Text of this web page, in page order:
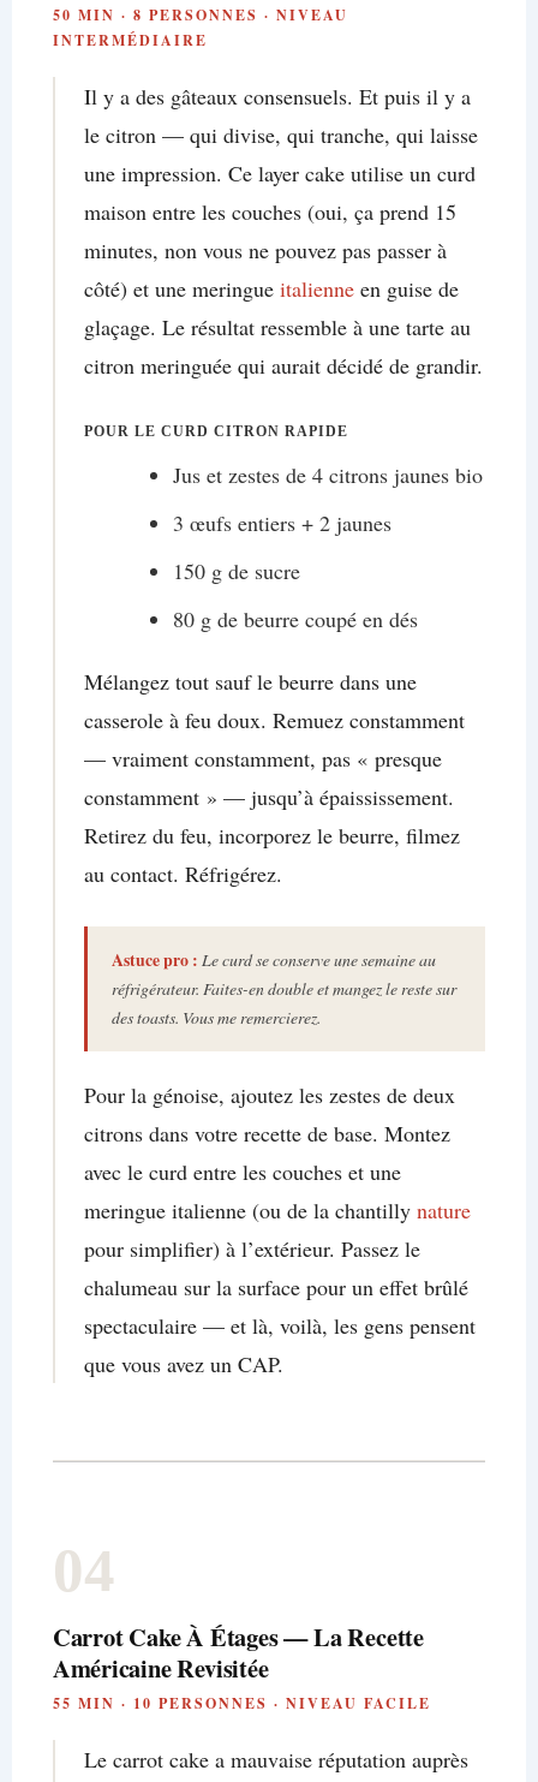
50 MIN · 8 PERSONNES · NIVEAU
INTERMÉDIAIRE
Il y a des gâteaux consensuels. Et puis il y a
le citron — qui divise, qui tranche, qui laisse
une impression. Ce layer cake utilise un curd
maison entre les couches (oui, ça prend 15
minutes, non vous ne pouvez pas passer à
côté) et une meringue italienneen guise de
glaçage. Le résultat ressemble à une tarte au
citron meringuée qui aurait décidé de grandir.
POUR LE CURD CITRON RAPIDE
Jus et zestes de 4 citrons jaunes bio
3 œufs entiers + 2 jaunes
150 g de sucre
80 g de beurre coupé en dés
Mélangez tout sauf le beurre dans une
casserole à feu doux. Remuez constamment
— vraiment constamment, pas « presque
constamment » — jusqu’à épaississement.
Retirez du feu, incorporez le beurre, filmez
au contact. Réfrigérez.
Astuce pro : Le curd se conserve une semaine au
réfrigérateur. Faites-en double et mangez le reste sur
des toasts. Vous me remercierez.
Pour la génoise, ajoutez les zestes de deux
citrons dans votre recette de base. Montez
avec le curd entre les couches et une
meringue italienne (ou de la chantilly nature
pour simplifier) à l’extérieur. Passez le
chalumeau sur la surface pour un effet brûlé
spectaculaire — et là, voilà, les gens pensent
que vous avez un CAP.
04
Carrot Cake À Étages — La Recette
Américaine Revisitée
55 MIN · 10 PERSONNES · NIVEAU FACILE
Le carrot cake a mauvaise réputation auprès